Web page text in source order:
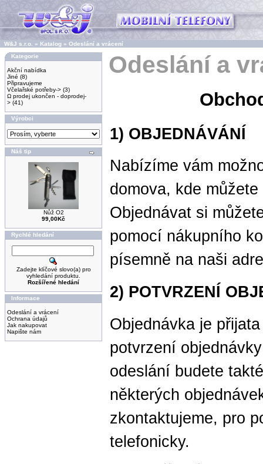
W&J s.r.o. » Katalog » Odeslání a vrácení
Kategorie
Akční nabídka
Jiné (8)
Připravujeme
Včelařské potřeby-> (3)
Ω prodej ukončen - doprodej-
> (41)
Výrobci
Náš tip
Nůž O2
99,00Kč
Rychlé hledání
Zadejte klíčové slovo(a) pro
vyhledání produktu.
Rozšířené hledání
Informace
Odeslání a vrácení
Ochrana údajů
Jak nakupovat
Napište nám
Odeslání a
1) OBJEDNÁVÁNÍ
Nabízíme vám
domova, kde
Objednávat si
pomocí nákupního
písemně na naši
2) POTVRZENÍ
Objednávka je
potvrzení
odeslání budete
některých
zkontaktujeme, pro
telefonicky.